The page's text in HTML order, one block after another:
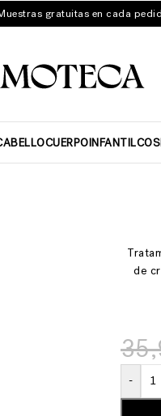
gratuitas en cada pedido
CUERPOINFANTIL
de
-